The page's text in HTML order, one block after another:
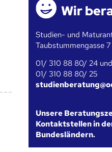
Wir
Studien- und
Taubstummengasse
01/ 310 88 80/ 24 und
01/ 310 88 80/ 25
Unsere
Kontaktstellen in
Bundesländern.